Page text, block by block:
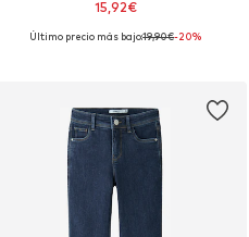
15,92€
Disponible en muchas tallas
Último precio más bajo:19,90€-20%